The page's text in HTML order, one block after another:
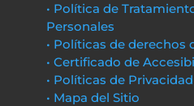
• Política de
Personales
• Políticas de derechos
• Certificado de
• Políticas de
• Mapa del Sitio